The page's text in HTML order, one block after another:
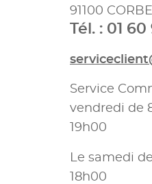
91100
Tél. : 01
Service
vendredi de
19h00
Le samedi
18h00